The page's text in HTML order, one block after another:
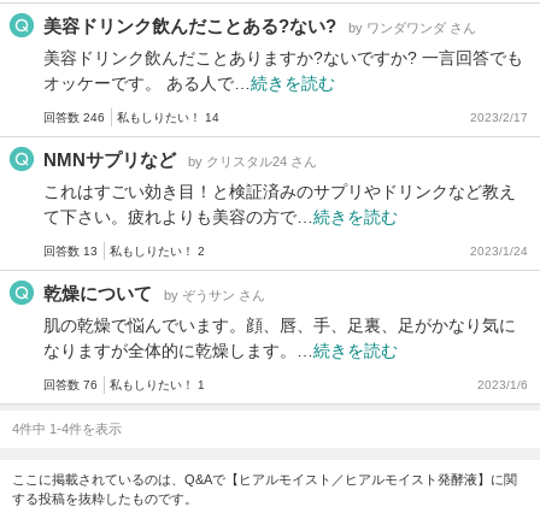
美容ドリンク飲んだことある?ない? by ワンダワンダ さん
美容ドリンク飲んだことありますか?ないですか? 一言回答でも
オッケーです。 ある人で… 続きを読む
回答数 246 私もしりたい！ 14 2023/2/17
NMNサプリなど by クリスタル24 さん
これはすごい効き目！と検証済みのサプリやドリンクなど教え
て下さい。疲れよりも美容の方で… 続きを読む
回答数 13 私もしりたい！ 2 2023/1/24
乾燥について by ぞうサン さん
肌の乾燥で悩んでいます。顔、唇、手、足裏、足がかなり気に
なりますが全体的に乾燥します。… 続きを読む
回答数 76 私もしりたい！ 1 2023/1/6
4件中 1-4件を表示
ここに掲載されているのは、Q&Aで【ヒアルモイスト／ヒアルモイスト発酵液】に関
する投稿を抜粋したものです。